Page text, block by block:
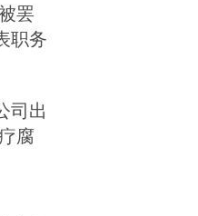
罢
职务
司出
腐